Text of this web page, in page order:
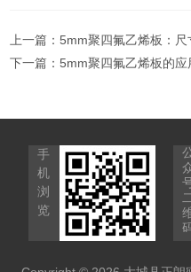
上一篇：5mm聚四氟乙烯板：
下一篇：5mm聚四氟乙烯板的
手
机
浏
览